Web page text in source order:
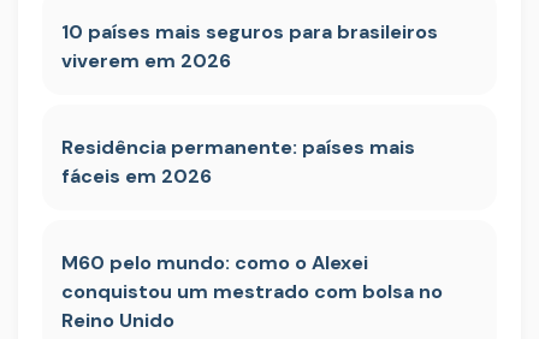
10 países mais seguros para brasileiros
viverem em 2026
Residência permanente: países mais
fáceis em 2026
M60 pelo mundo: como o Alexei
conquistou um mestrado com bolsa no
Reino Unido